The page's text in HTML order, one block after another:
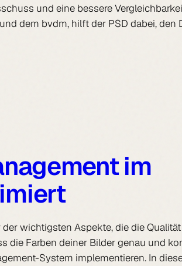
und eine bessere
dem bvdm, hilft der PSD dabei,
im
wichtigsten Aspekte, die die
die Farben deiner Bilder genau und
System implementieren. In